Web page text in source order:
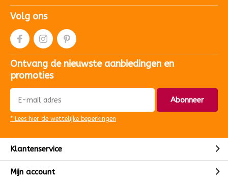
Volg ons
Ontvang de nieuwste aanbiedingen en
promoties
Abonneer
* Lees hier de wettelijke beperkingen
Klantenservice
Mijn account